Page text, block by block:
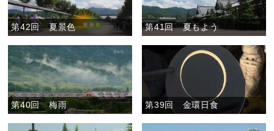
第42回 夏景色 第41回 夏もよう
第40回 梅雨 第39回 金環日食